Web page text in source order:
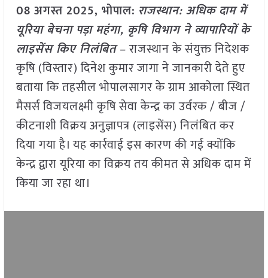
08 अगस्त 2025, भोपाल: राजस्थान: अधिक दाम में
यूरिया बेचना पड़ा महंगा, कृषि विभाग ने व्यापारियों के
लाइसेंस किए निलंबित– राजस्थान के संयुक्त निदेशक
कृषि (विस्तार) दिनेश कुमार जागा ने जानकारी देते हुए
बताया कि तहसील भोपालसागर के ग्राम आकोला स्थित
मैसर्स विजयलक्ष्मी कृषि सेवा केन्द्र का उर्वरक / बीज /
कीटनाशी विक्रय अनुज्ञापत्र (लाइसेंस) निलंबित कर
दिया गया है। यह कार्रवाई इस कारण की गई क्योंकि
केन्द्र द्वारा यूरिया का विक्रय तय कीमत से अधिक दाम में
किया जा रहा था।